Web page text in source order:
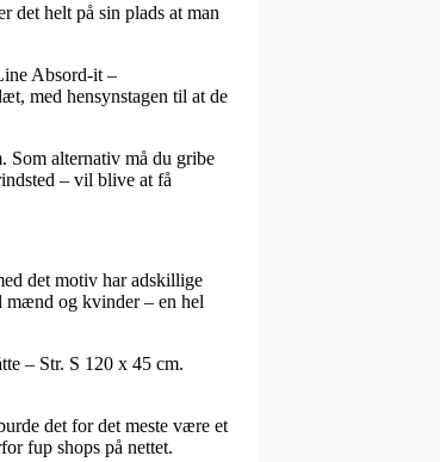
det helt på sin plads at man
Absord-it –
med hensynstagen til at de
Som alternativ må du gribe
– vil blive at få
det motiv har adskillige
mænd og kvinder – en hel
– Str. S 120 x 45 cm.
det for det meste være et
fup shops på nettet.